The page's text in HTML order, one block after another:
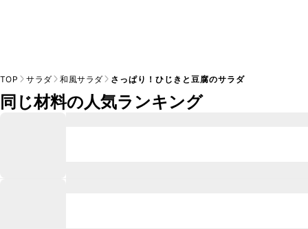
TOP サラダ 和風サラダ さっぱり！ひじきと豆腐のサラダ
同じ材料の人気ランキング